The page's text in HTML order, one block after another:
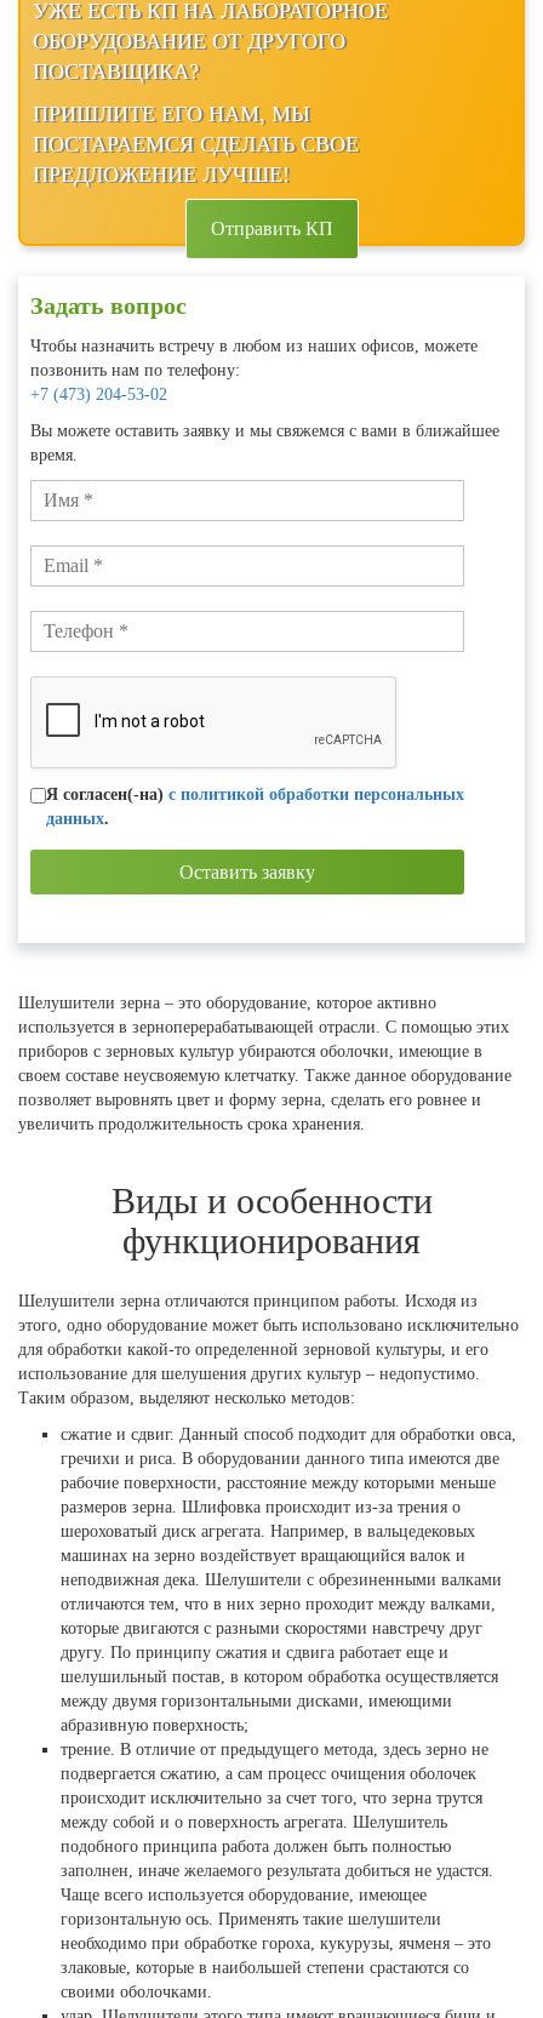
УЖЕ ЕСТЬ КП НА ЛАБОРАТОРНОЕ
ОБОРУДОВАНИЕ ОТ ДРУГОГО
ПОСТАВЩИКА?
ПРИШЛИТЕ ЕГО НАМ, МЫ
ПОСТАРАЕМСЯ СДЕЛАТЬ СВОЕ
ПРЕДЛОЖЕНИЕ ЛУЧШЕ!
Отправить КП
Задать вопрос
Чтобы назначить встречу в любом из наших офисов, можете
позвонить нам по телефону:
+7 (473) 204-53-02
Вы можете оставить заявку и мы свяжемся с вами в ближайшее
время.
Я согласен(-на) с политикой обработки персональных
данных.
Шелушители зерна – это оборудование, которое активно
используется в зерноперерабатывающей отрасли. С помощью этих
приборов с зерновых культур убираются оболочки, имеющие в
своем составе неусвояемую клетчатку. Также данное оборудование
позволяет выровнять цвет и форму зерна, сделать его ровнее и
увеличить продолжительность срока хранения.
Виды и особенности
функционирования
Шелушители зерна отличаются принципом работы. Исходя из
этого, одно оборудование может быть использовано исключительно
для обработки какой-то определенной зерновой культуры, и его
использование для шелушения других культур – недопустимо.
Таким образом, выделяют несколько методов:
сжатие и сдвиг. Данный способ подходит для обработки овса,
гречихи и риса. В оборудовании данного типа имеются две
рабочие поверхности, расстояние между которыми меньше
размеров зерна. Шлифовка происходит из-за трения о
шероховатый диск агрегата. Например, в вальцедековых
машинах на зерно воздействует вращающийся валок и
неподвижная дека. Шелушители с обрезиненными валками
отличаются тем, что в них зерно проходит между валками,
которые двигаются с разными скоростями навстречу друг
другу. По принципу сжатия и сдвига работает еще и
шелушильный постав, в котором обработка осуществляется
между двумя горизонтальными дисками, имеющими
абразивную поверхность;
трение. В отличие от предыдущего метода, здесь зерно не
подвергается сжатию, а сам процесс очищения оболочек
происходит исключительно за счет того, что зерна трутся
между собой и о поверхность агрегата. Шелушитель
подобного принципа работа должен быть полностью
заполнен, иначе желаемого результата добиться не удастся.
Чаще всего используется оборудование, имеющее
горизонтальную ось. Применять такие шелушители
необходимо при обработке гороха, кукурузы, ячменя – это
злаковые, которые в наибольшей степени срастаются со
своими оболочками.